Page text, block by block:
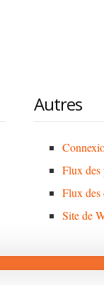
Autres
Flux des
Flux des
Site de